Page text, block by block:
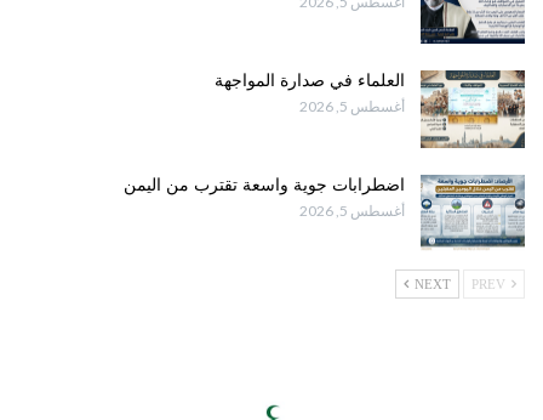
العلماء في صدارة المواجهة
أغسطس 5, 2026
اضطرابات جوية واسعة تقترب من اليمن
أغسطس 5, 2026
NEXT